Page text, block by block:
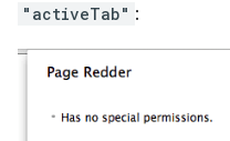
"activeTab" :